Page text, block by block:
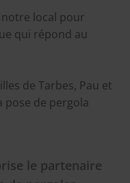
local pour
qui répond au
de Tarbes, Pau et
de pergola
le partenaire